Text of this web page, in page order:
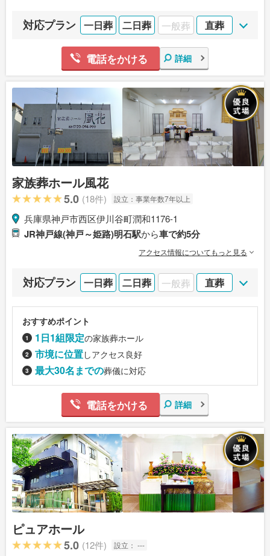
対応プラン 一日葬 二日葬 一般葬 直葬
電話をかける 詳細
家族葬ホール風花
5.0 (18件) 設立： 事業年数7年以上
兵庫県神戸市西区伊川谷町潤和1176-1
JR神戸線(神戸～姫路)明石駅から車で約5分
アクセス情報についてもっと見る
対応プラン 一日葬 二日葬 一般葬 直葬
おすすめポイント
1日1組限定の家族葬ホール
市境に位置しアクセス良好
最大30名までの葬儀に対応
電話をかける 詳細
ピュアホール
5.0 (12件) 設立： ---